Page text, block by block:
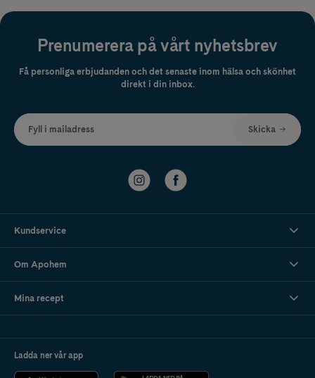
Prenumerera på vårt nyhetsbrev
Få personliga erbjudanden och det senaste inom hälsa och skönhet
direkt i din inbox.
Fyll i mailadress Skicka
Kundservice
Om Apohem
Mina recept
Ladda ner vår app